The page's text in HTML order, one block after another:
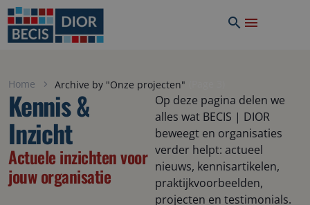
Home Archive by "Onze projecten"
Kennis &
Inzicht
Actuele inzichten voor
jouw organisatie
Op deze pagina delen we
alles wat BECIS | DIOR
beweegt en organisaties
verder helpt: actueel
nieuws, kennisartikelen,
praktijkvoorbeelden,
projecten en testimonials.